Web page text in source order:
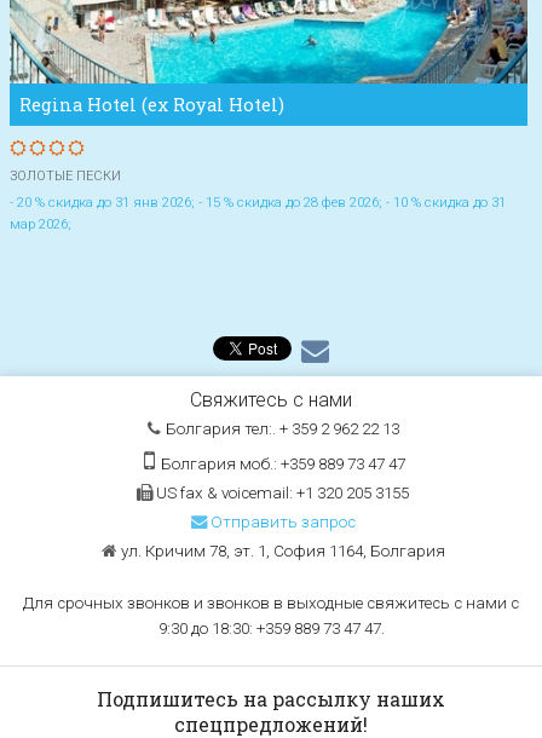
Regina Hotel (ex Royal Hotel)
ЗОЛОТЫЕ ПЕСКИ
- 20 % скидка до 31 янв 2026; - 15 % скидка до 28 фев 2026; - 10 % скидка до 31
мар 2026;
Свяжитесь с нами
Болгария тел:. + 359 2 962 22 13
Болгария моб.: +359 889 73 47 47
US fax & voicemail: +1 320 205 3155
Отправить запрос
ул. Кричим 78, эт. 1, София 1164, Болгария
Для срочных звонков и звонков в выходные свяжитесь с нами с
9:30 до 18:30: +359 889 73 47 47.
Подпишитесь на рассылку наших
спецпредложений!